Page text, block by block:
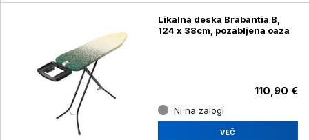
Likalna deska Brabantia B,
124 x 38cm, pozabljena oaza
110,90 €
Ni na zalogi
VEČ